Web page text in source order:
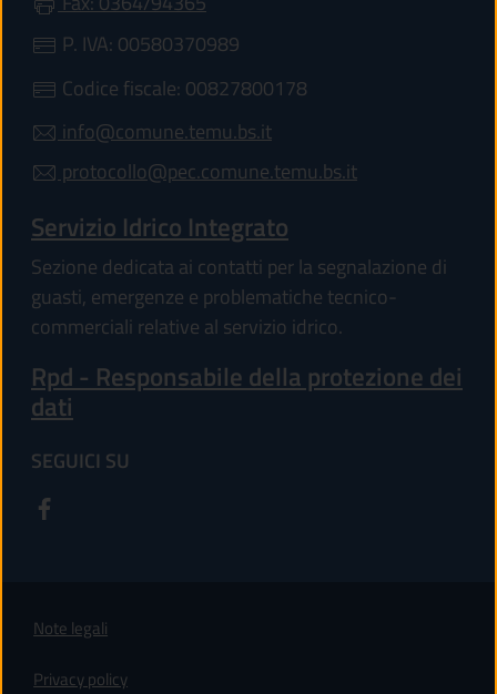
P. IVA: 00580370989
Codice fiscale: 00827800178
info@comune.temu.bs.it
protocollo@pec.comune.temu.bs.it
Servizio Idrico Integrato
Sezione dedicata ai contatti per la segnalazione di
guasti, emergenze e problematiche tecnico-
commerciali relative al servizio idrico.
Rpd - Responsabile della protezione dei
dati
SEGUICI SU
Note legali
Privacy policy